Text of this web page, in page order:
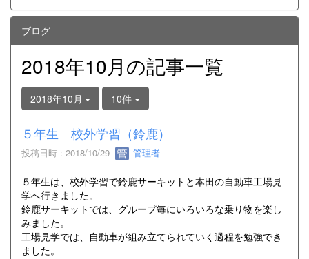
ブログ
2018年10月の記事一覧
2018年10月 10件
５年生 校外学習（鈴鹿）
投稿日時 : 2018/10/29 管理者
５年生は、校外学習で鈴鹿サーキットと本田の自動車工場見
学へ行きました。
鈴鹿サーキットでは、グループ毎にいろいろな乗り物を楽し
みました。
工場見学では、自動車が組み立てられていく過程を勉強でき
ました。